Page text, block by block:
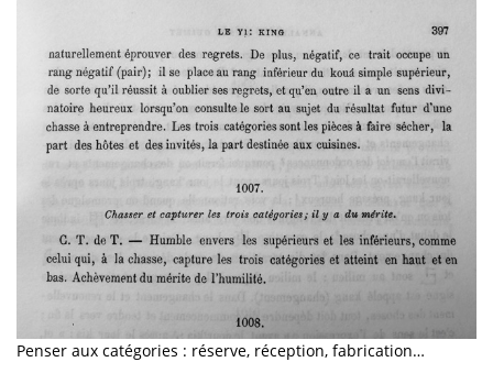
Penser aux catégories : réserve, réception, fabrication…